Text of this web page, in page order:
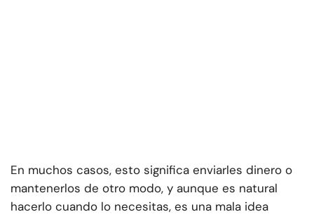
En muchos casos, esto significa enviarles dinero o
mantenerlos de otro modo, y aunque es natural
hacerlo cuando lo necesitas, es una mala idea